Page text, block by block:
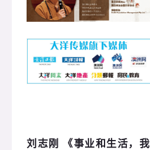
刘志刚 《事业和生活，我